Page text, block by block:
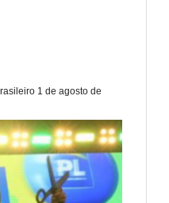
1 de agosto de